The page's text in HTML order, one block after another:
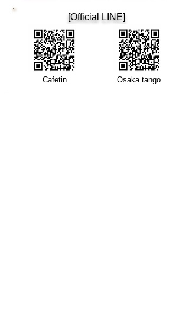
​[Official LINE]
​Cafetin Osaka tango